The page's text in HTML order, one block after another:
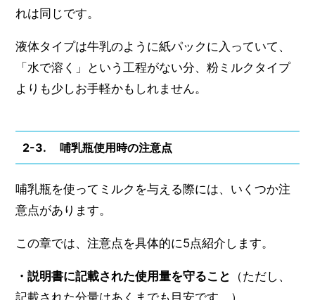
れは同じです。
液体タイプは牛乳のように紙パックに入っていて、
「水で溶く」という工程がない分、粉ミルクタイプ
よりも少しお手軽かもしれません。
2-3. 哺乳瓶使用時の注意点
哺乳瓶を使ってミルクを与える際には、いくつか注
意点があります。
この章では、注意点を具体的に5点紹介します。
・説明書に記載された使用量を守ること
（ただし、
記載された分量はあくまでも目安です。）